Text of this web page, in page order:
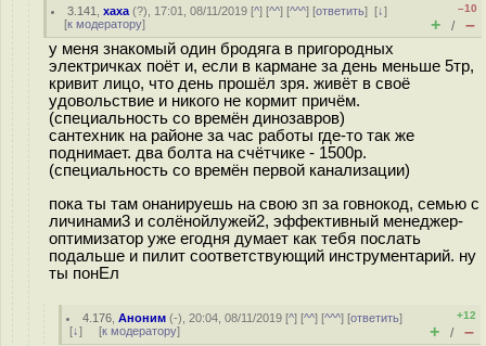
3.141 ,хаха (?), 17:01, 08/11/2019 [^] [^^] [^^^] [ответить][↓]
[к модератору]
–10
+ / –
у меня знакомый один бродяга в пригородных
электричках поёт и, если в кармане за день меньше 5тр,
кривит лицо, что день прошёл зря. живёт в своё
удовольствие и никого не кормит причём.
(специальность со времён динозавров)
сантехник на районе за час работы где-то так же
поднимает. два болта на счётчике - 1500р.
(специальность со времён первой канализации)
пока ты там онанируешь на свою зп за говнокод, семью с
личинами3 и солёнойлужей2, эффективный менеджер-
оптимизатор уже егодня думает как тебя послать
подальше и пилит соответствующий инструментарий. ну
ты понЕл
4.176 ,Аноним (-), 20:04, 08/11/2019 [^] [^^] [^^^] [ответить]
[↓] [к модератору]
+12
+ / –